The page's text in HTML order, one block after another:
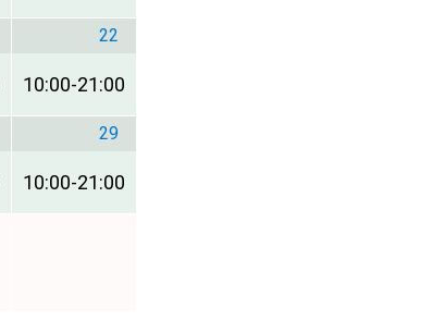
22
10:00-21:00
29
10:00-21:00